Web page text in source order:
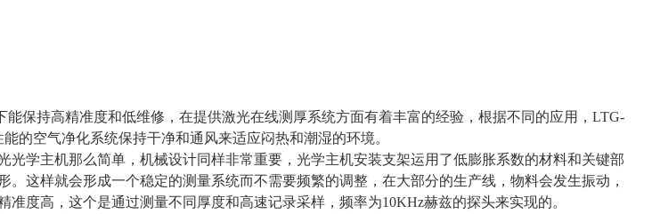
能保持高精准度和低维修，在提供激光在线测厚系统方面有着丰富的经验，根据不同的应用，LTG-
的空气净化系统保持干净和通风来适应闷热和潮湿的环境。
光学主机那么简单，机械设计同样非常重要，光学主机安装支架运用了低膨胀系数的材料和关键部
。这样就会形成一个稳定的测量系统而不需要频繁的调整，在大部分的生产线，物料会发生振动，
度高，这个是通过测量不同厚度和高速记录采样，频率为10KHz赫兹的探头来实现的。